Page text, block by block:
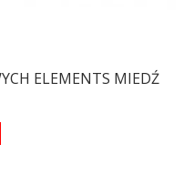
ELEMENTS MIEDŹ